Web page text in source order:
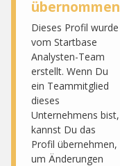
übernommen
Dieses Profil wurde
vom Startbase
Analysten-Team
erstellt. Wenn Du
ein Teammitglied
dieses
Unternehmens bist,
kannst Du das
Profil übernehmen,
um Änderungen